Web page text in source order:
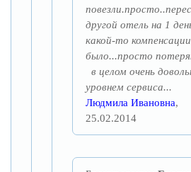
другой отель на 1
какой-то
было...просто
в целом очень
уровнем сервиса...
Людмила Ивановна,
25.02.2014